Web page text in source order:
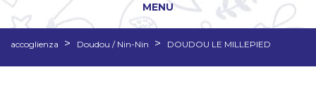
MENU
accoglienza Doudou / Nin-Nin DOUDOU LE MILLEPIED